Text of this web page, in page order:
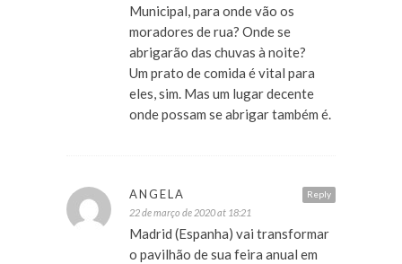
Municipal, para onde vão os
moradores de rua? Onde se
abrigarão das chuvas à noite?
Um prato de comida é vital para
eles, sim. Mas um lugar decente
onde possam se abrigar também é.
Reply
ANGELA
22 de março de 2020 at 18:21
Madrid (Espanha) vai transformar
o pavilhão de sua feira anual em